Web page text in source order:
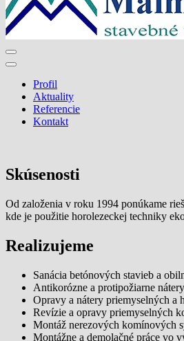
Malmont.sk
Profil
Aktuality
Referencie
Kontakt
Skúsenosti
Od založenia v roku 1994 ponúkame
kde je použitie horolezeckej techniky
Realizujeme
Sanácia betónových stavieb a
Antikorózne a protipožiarne
Opravy a nátery priemyselných a
Revízie a opravy priemyselných
Montáž nerezových komínových
Montážne a demolačné práce vo